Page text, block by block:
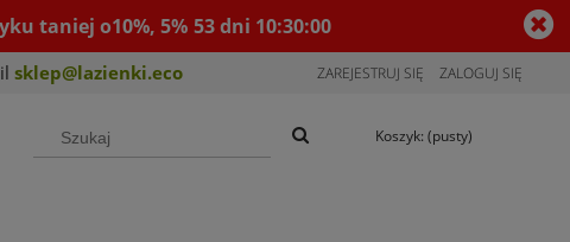
taniej o10%, 5% 53dni 10:29:59
sklep@lazienki.eco ZAREJESTRUJ SIĘ ZALOGUJ SIĘ
Koszyk: (pusty)